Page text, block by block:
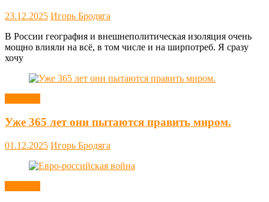
23.12.2025 Игорь Бродяга
В России география и внешнеполитическая изоляция очень
мощно влияли на всё, в том числе и на ширпотреб. Я сразу
хочу
Уже 365 лет они пытаются править миром.
01.12.2025 Игорь Бродяга